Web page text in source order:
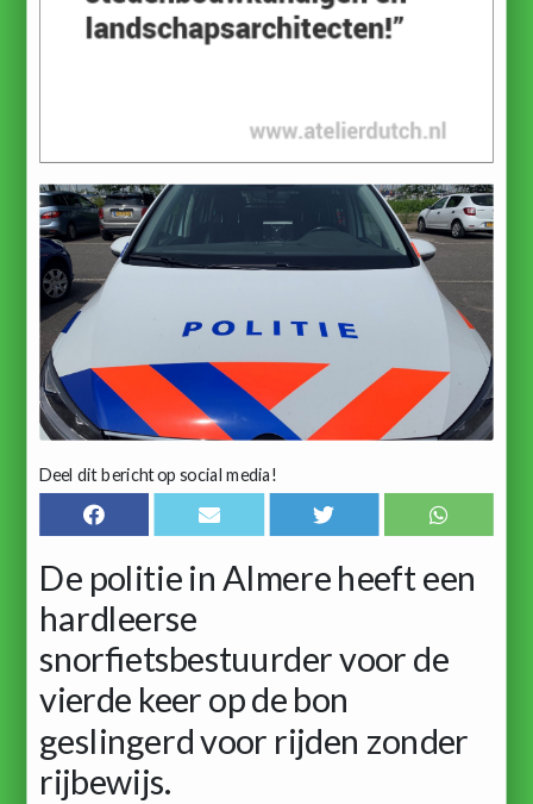
Deel dit bericht op social media!
De politie in Almere heeft een
hardleerse
snorfietsbestuurder voor de
vierde keer op de bon
geslingerd voor rijden zonder
rijbewijs.